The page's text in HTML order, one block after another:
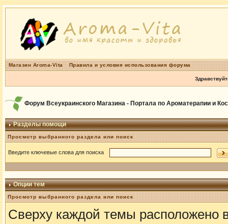
Магазин Aroma-Vita Правила и условия использования форума
Форум Всеукраинского Магазина - Портала по Ароматерапии и
Разделы помощи
Просмотр выбранного раздела или поиск
Введите ключевые слова для поиска
Опции тем
Просмотр выбранного раздела или поиск
Сверху каждой темы